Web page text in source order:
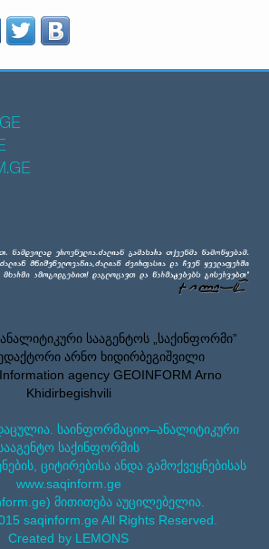
სააგენტოს „საქინფორმი”
არნო ხიდირბეგიშვილი
agency GEOINFORM Arno
Khidirbegishvili
საინფორმაციო–ანალიტიკური
საქინფორმის
ციტირებისა ანდა გამოქვეყნებისას
www.saqinform.ge
მითითება აუცილებელია.
saqinform.ge All Rights Reserved.
Created by LEMONS